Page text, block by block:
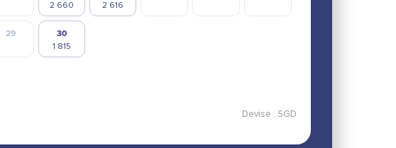
Devise : SGD
29 30